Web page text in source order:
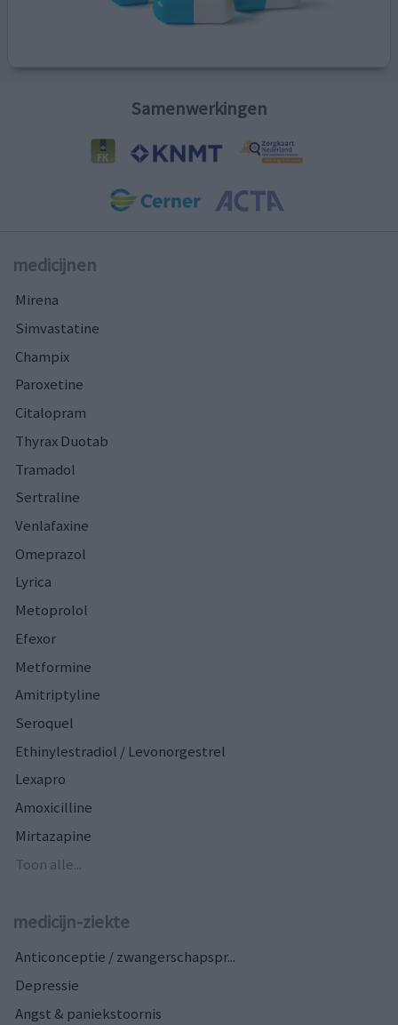
Samenwerkingen
medicijnen
Mirena
Simvastatine
Champix
Paroxetine
Citalopram
Thyrax Duotab
Tramadol
Sertraline
Venlafaxine
Omeprazol
Lyrica
Metoprolol
Efexor
Metformine
Amitriptyline
Seroquel
Ethinylestradiol / Levonorgestrel
Lexapro
Amoxicilline
Mirtazapine
Toon alle...
medicijn-ziekte
Anticonceptie / zwangerschapspr...
Depressie
Angst & paniekstoornis